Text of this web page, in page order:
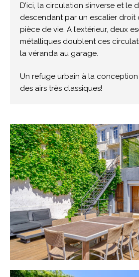
D’ici, la circulation s’inverse et le
descendant par un escalier droit
pièce de vie. A l’extérieur, deux
métalliques doublent ces
la véranda au garage.
Un refuge urbain à la
des airs très classiques!